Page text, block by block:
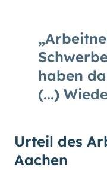
haben
(...)
Urteil des
Aachen